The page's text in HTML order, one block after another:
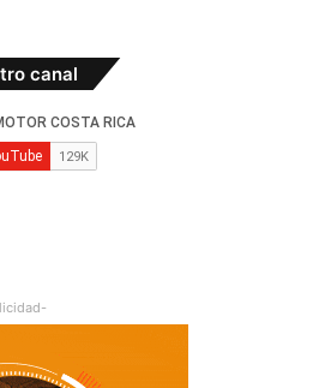
canal